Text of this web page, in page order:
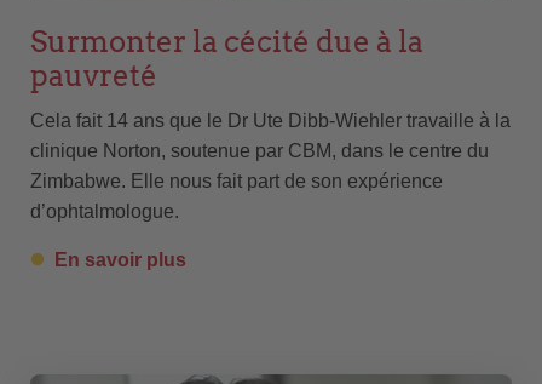
Surmonter la cécité due à la
pauvreté
Cela fait 14 ans que le Dr Ute Dibb-Wiehler travaille à la
clinique Norton, soutenue par CBM, dans le centre du
Zimbabwe. Elle nous fait part de son expérience
d’ophtalmologue.
En savoir plus